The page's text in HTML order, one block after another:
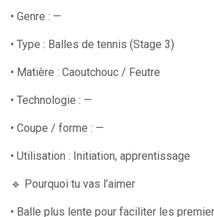
• Genre : —
• Type : Balles de tennis (Stage 3)
• Matière : Caoutchouc / Feutre
• Technologie : —
• Coupe / forme : —
• Utilisation : Initiation, apprentissage
🔹 Pourquoi tu vas l’aimer
• Balle plus lente pour faciliter les